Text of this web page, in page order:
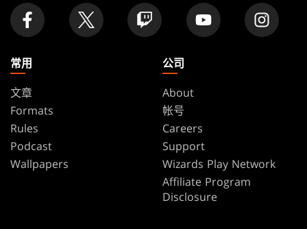
常用
文章
Formats
Rules
Podcast
Wallpapers
公司
About
帐号
Careers
Support
Wizards Play Network
Affiliate Program
Disclosure